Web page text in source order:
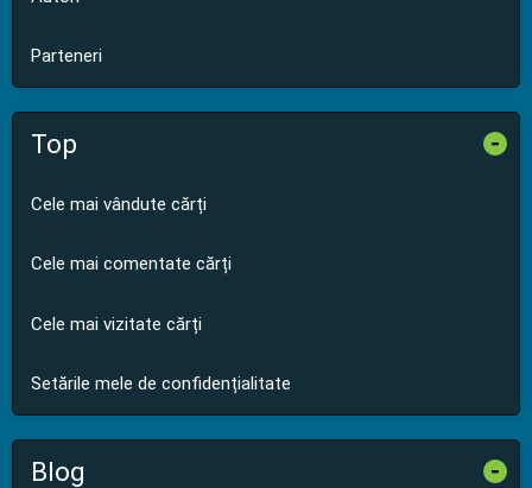
Parteneri
Top -
Cele mai vândute cărți
Cele mai comentate cărți
Cele mai vizitate cărți
Setările mele de confidențialitate
Blog -